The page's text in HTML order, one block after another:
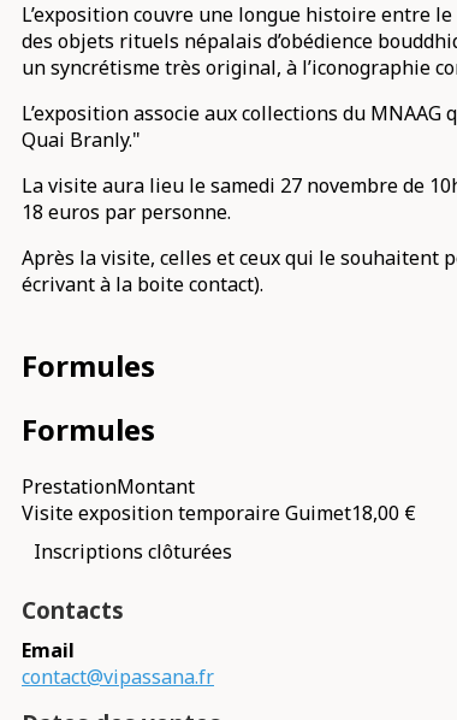
L’exposition couvre une longue histoire entre
des objets rituels népalais d’obédience
un syncrétisme très original, à l’iconographie
L’exposition associe aux collections du
Quai Branly."
La visite aura lieu le samedi 27 novembre de
18 euros par personne.
Après la visite, celles et ceux qui le
écrivant à la boite contact).
Formules
Formules
PrestationMontant
Visite exposition temporaire Guimet18,00 €
Inscriptions clôturées
Contacts
Email
contact@vipassana.fr